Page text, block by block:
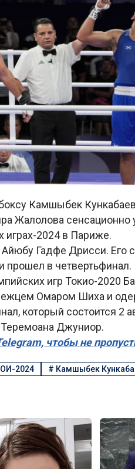
Камшыбек
Жалолова
играх-2024 в Париже.
Айюбу Гадфе Дрисси. Его
в четвертьфинал.
игр Токио-2020
Омаром Шиха и
который состоится 2
Джуниор.
чтобы не
ОИ-2024 # Камшыбек